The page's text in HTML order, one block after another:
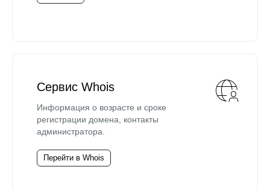
Сервис Whois
Информация о возрасте и сроке
регистрации домена, контакты
администратора.
Перейти в Whois